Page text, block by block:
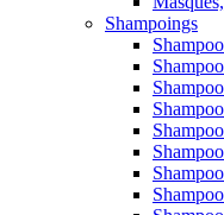
Shampoings